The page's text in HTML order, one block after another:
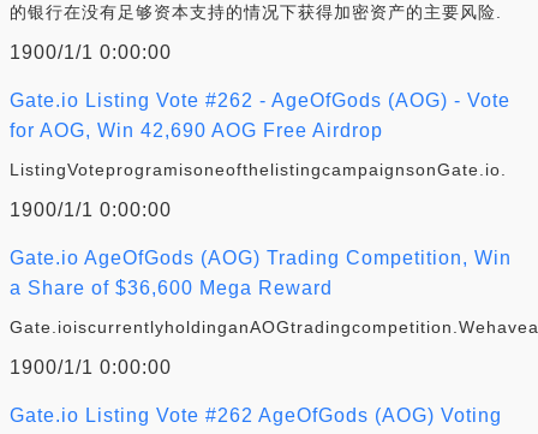
的银行在没有足够资本支持的情况下获得加密资产的主要风险.
1900/1/1 0:00:00
Gate.io Listing Vote #262 - AgeOfGods (AOG) - Vote
for AOG, Win 42,690 AOG Free Airdrop
ListingVoteprogramisoneofthelistingcampaignsonGate.io.
1900/1/1 0:00:00
Gate.io AgeOfGods (AOG) Trading Competition, Win
a Share of $36,600 Mega Reward
1900/1/1 0:00:00
Gate.io Listing Vote #262 AgeOfGods (AOG) Voting